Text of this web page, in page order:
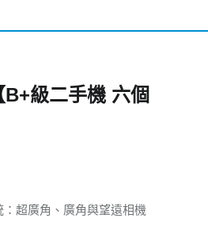
級二手機 六個
超廣角、廣角與望遠相機